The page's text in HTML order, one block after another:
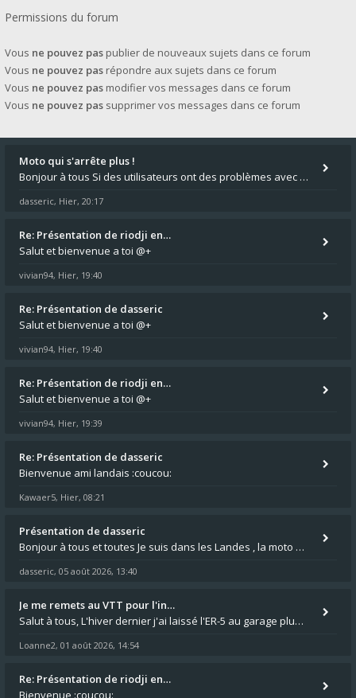
Permissions du forum
Vous ne pouvez pas publier de nouveaux sujets dans ce forum
Vous ne pouvez pas répondre aux sujets dans ce forum
Vous ne pouvez pas modifier vos messages dans ce forum
Vous ne pouvez pas supprimer vos messages dans ce forum
Moto qui s'arrête plus !
Bonjour à tous Si des utilisateurs ont des problèmes avec leur moto qui démarre plus, la mienne ne coupe plus :?: - Je
dasseric, Hier, 20:17
Re: Présentation de riodji en…
Salut et bienvenue a toi @+
vivian94, Hier, 19:40
Re: Présentation de dasseric
Salut et bienvenue a toi @+
vivian94, Hier, 19:40
Re: Présentation de riodji en…
Salut et bienvenue a toi @+
vivian94, Hier, 19:39
Re: Présentation de dasseric
Bienvenue ami landais :coucou:
Kawaer5, Hier, 08:21
Présentation de dasseric
Bonjour à tous et toutes Je suis dans les Landes , la moto appartient à ma fille et je suis désigné pour faire l'entreti
dasseric, 05 août 2026, 13:40
Je me remets au VTT pour l'in…
Salut à tous, L'hiver dernier j'ai laissé l'ER-5 au garage plus souvent que je veux bien l'admettre, et le médecin m'a
Loanne2, 01 août 2026, 14:54
Re: Présentation de riodji en…
Bienvenue :coucou: